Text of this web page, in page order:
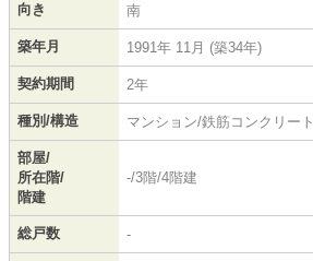
向き 南
築年月 1991年 11月 (築34年)
契約期間 2年
種別/構造 マンション/鉄筋コンクリート
部屋/
所在階/
階建
-/3階/4階建
総戸数 -